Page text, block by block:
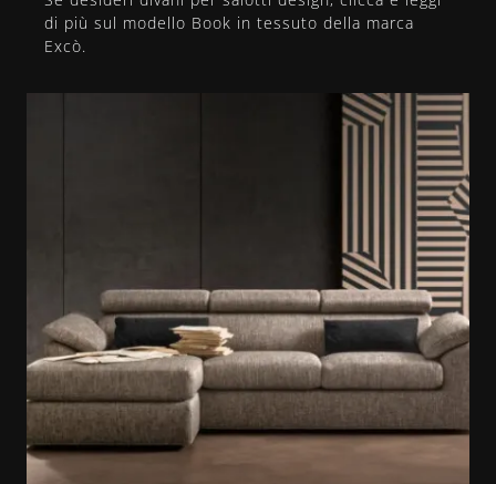
di più sul modello Book in tessuto della marca
Excò.